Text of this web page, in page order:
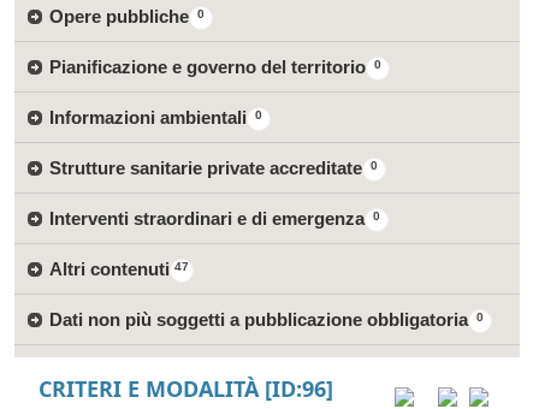
0
Opere pubbliche
0
Pianificazione e governo del territorio
0
Informazioni ambientali
0
Strutture sanitarie private accreditate
0
Interventi straordinari e di emergenza
47
Altri contenuti
0
Dati non più soggetti a pubblicazione obbligatoria
CRITERI E MODALITÀ [ID:96]